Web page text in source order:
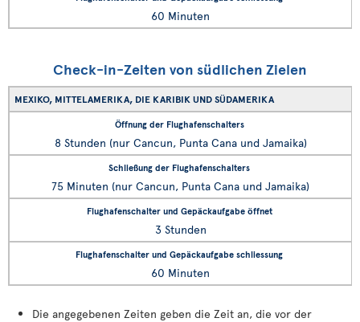
60 Minuten
Check-in-Zeiten von südlichen Zielen
MEXIKO, MITTELAMERIKA, DIE KARIBIK UND SÜDAMERIKA
8 Stunden (nur Cancun, Punta Cana und Jamaika)
75 Minuten (nur Cancun, Punta Cana und Jamaika)
3 Stunden
60 Minuten
Die angegebenen Zeiten geben die Zeit an, die vor der